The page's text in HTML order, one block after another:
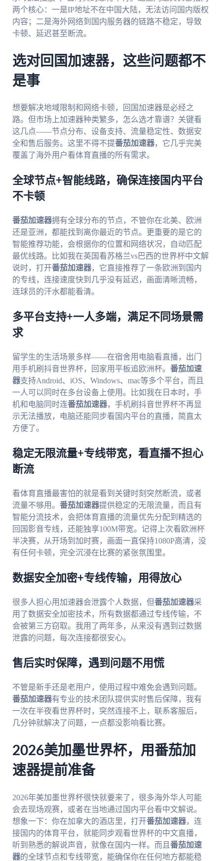
两个核心：一是IP地址不在中国大陆，无法访问国内版权
内容；二是海外网络到国内服务器的链路不稳定，导致
卡顿、延迟甚至断流。
选对回国加速器，这些问题都不
是事
想要解决地域限制和网络卡顿，回国加速器是必经之
路。但市场上加速器种类繁多，怎么选才靠谱？关键看
这几点——节点分布、设备支持、流量稳定性、数据安
全和售后服务。这里不得不提番茄加速器，它几乎完美
覆盖了海外用户看体育直播的所有需求。
全球节点+智能线路，确保连接国内平台
不卡顿
番茄加速器拥有全球分布的节点，不管你在北美、欧洲
还是亚洲，都能找到离你最近的节点。更重要的是它的
智能推荐功能，会根据你的位置和网络状况，自动匹配
最优线路。比如我在英国看苏格兰vs巴西的世界杯中文解
说时，打开番茄加速器，它直接推荐了一条欧洲到国内
的专线，连接速度快到几乎没有延迟，画面清晰流畅，
连球员的汗水都能看清。
多平台支持+一人多端，满足不同场景需
求
留学生的生活场景多样——在宿舍用电脑看直播，出门
用手机刷抖音世界杯，回家用平板追欧洲杯。 番茄加速
器支持Android、iOS、Windows、mac等多个平台，而且
一人可以同时在多台设备上使用。比如我在日本时，手
机和电脑同时连番茄加速器，手机刷抖音世界杯不再显
示无法播放，电脑还能同步看国内平台的直播，简直太
方便了。
稳定无限流量+专线带宽，看直播不担心
断流
看体育直播最害怕的就是看到关键时刻突然断流，或者
流量不够用。 番茄加速器提供稳定的无限流量，而且有
智能分流技术，会把体育直播的流量优先分配到精选的
回国影音专线，还能独享100M带宽。记得上次看欧洲杯
半决赛，从开场到加时赛，画面一直保持1080P高清，没
有任何卡顿，完全沉浸在比赛的紧张氛围里。
数据安全加密+专线传输，用得放心
很多人担心用加速器会泄露个人数据，但番茄加速器采
用了数据安全加密技术，所有数据都通过专线传输，不
会被第三方窃取。我用了两年多，从来没有遇到过数据
泄露的问题，每次连接都很安心。
售后实时保障，遇到问题不用慌
不管是新手还是老用户，使用过程中难免会遇到问题。
番茄加速器有专业的技术团队提供实时售后保障，我有
一次在半夜看世界杯时，突然连接不上，联系客服后，
几分钟就解决了问题，一点都没影响看比赛。
2026美加墨世界杯，用番茄加
速器提前准备
2026年美加墨世界杯很快就要来了，很多海外华人可能
会去现场观赛，或者在当地通过国内平台看中文解说。
想象一下：你在加拿大的酒店里，打开番茄加速器，连
接国内的体育平台，就能同步观看世界杯的中文直播，
听到熟悉的解说声音，就像在国内一样。而且 番茄加速
器的全球节点和专线带宽，能确保你在任何地方都能稳